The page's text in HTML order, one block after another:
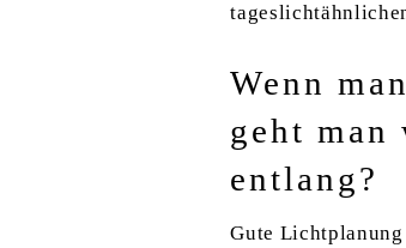
Wenn
geht man
entlang?
Gute